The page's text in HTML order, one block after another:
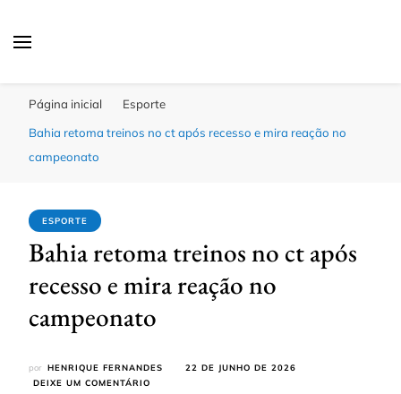
Página inicial
Esporte
Bahia retoma treinos no ct após recesso e mira reação no
campeonato
ESPORTE
Bahia retoma treinos no ct após
recesso e mira reação no
campeonato
por HENRIQUE FERNANDES
22 DE JUNHO DE 2026
DEIXE UM COMENTÁRIO